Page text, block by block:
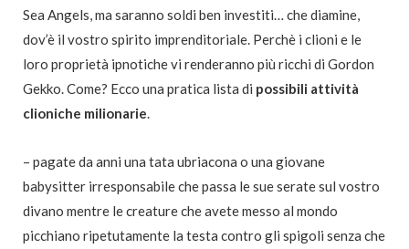
Sea Angels, ma saranno soldi ben investiti… che diamine,
dov’è il vostro spirito imprenditoriale. Perchè i clioni e le
loro proprietà ipnotiche vi renderanno più ricchi di Gordon
Gekko. Come? Ecco una pratica lista di possibili attività
clioniche milionarie.
– pagate da anni una tata ubriacona o una giovane
babysitter irresponsabile che passa le sue serate sul vostro
divano mentre le creature che avete messo al mondo
picchiano ripetutamente la testa contro gli spigoli senza che